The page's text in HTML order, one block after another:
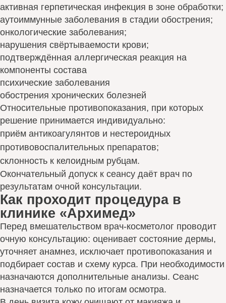
активная герпетическая инфекция в зоне обработки;
аутоиммунные заболевания в стадии обострения;
онкологические заболевания;
нарушения свёртываемости крови;
подтверждённая аллергическая реакция на
компоненты состава
психические заболевания
обострения хронических болезней
Относительные противопоказания, при которых
решение принимается индивидуально:
приём антикоагулянтов и нестероидных
противовоспалительных препаратов;
склонность к келоидным рубцам.
Окончательный допуск к сеансу даёт врач по
результатам очной консультации.
Как проходит процедура в
клинике «Архимед»
Перед вмешательством врач-косметолог проводит
очную консультацию: оценивает состояние дермы,
уточняет анамнез, исключает противопоказания и
подбирает состав и схему курса. При необходимости
назначаются дополнительные анализы. Сеанс
назначается только по итогам осмотра.